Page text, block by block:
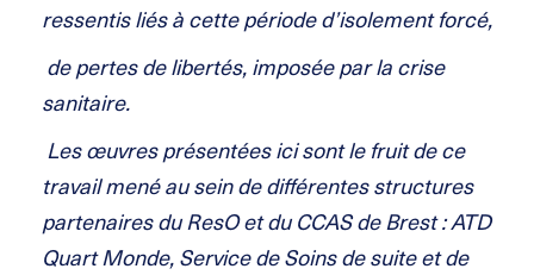
ressentis liés à cette période d’isolement forcé,
de pertes de libertés, imposée par la crise
sanitaire.
Les œuvres présentées ici sont le fruit de ce
travail mené au sein de différentes structures
partenaires du ResO et du CCAS de Brest : ATD
Quart Monde, Service de Soins de suite et de